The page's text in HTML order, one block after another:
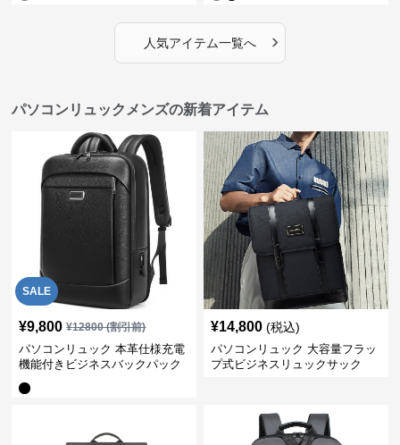
人気アイテム一覧へ ›
パソコンリュックメンズの新着アイテム
SALE
¥9,800 ¥12800(割引前)
パソコンリュック 本革仕様充電
機能付きビジネスバックパック
¥14,800 (税込)
パソコンリュック 大容量フラッ
プ式ビジネスリュックサック